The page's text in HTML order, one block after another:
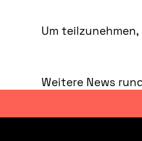
Um
Weitere News